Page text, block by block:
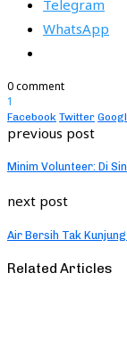
Telegram
WhatsApp
0 comment
1
Facebook Twitter
previous post
Minim Volunteer: Di
next post
Air Bersih Tak
Related Articles